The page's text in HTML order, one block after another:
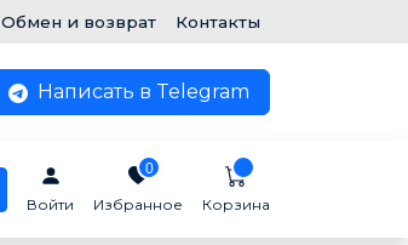
Обмен и возврат Контакты
Написать в Telegram
Войти Избранное
0
Корзина